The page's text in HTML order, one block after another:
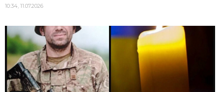
10:34, 11.07.2026